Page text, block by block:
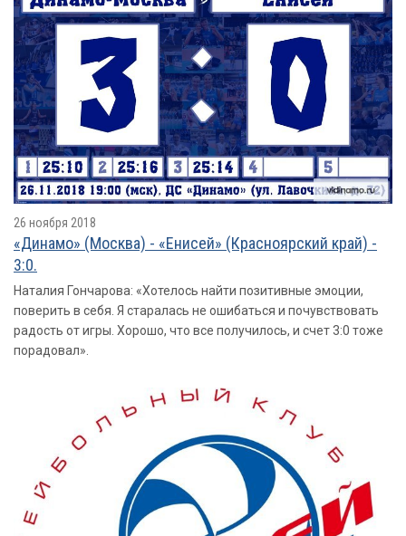
26 ноября 2018
«Динамо» (Москва) - «Енисей» (Красноярский край) -
3:0.
Наталия Гончарова: «Хотелось найти позитивные эмоции,
поверить в себя. Я старалась не ошибаться и почувствовать
радость от игры. Хорошо, что все получилось, и счет 3:0 тоже
порадовал».